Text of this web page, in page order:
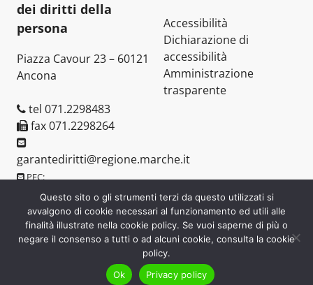
dei diritti della
persona
Piazza Cavour 23 – 60121
Ancona
tel 071.2298483
fax 071.2298264
garantediritti@regione.marche.it
PEC:
assemblea.marche.garantediritti@emarche.it
Accessibilità
Dichiarazione di
accessibilità
Amministrazione
trasparente
Garante regionale dei diritti della persona © 2006-2026
Questo sito o gli strumenti terzi da questo utilizzati si
avvalgono di cookie necessari al funzionamento ed utili alle
finalità illustrate nella cookie policy. Se vuoi saperne di più o
negare il consenso a tutti o ad alcuni cookie, consulta la cookie
policy.
Ok
Privacy policy